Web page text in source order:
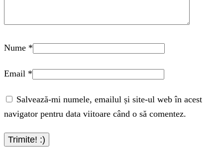
Nume *
Email *
Salvează-mi numele, emailul și site-ul web în acest
navigator pentru data viitoare când o să comentez.